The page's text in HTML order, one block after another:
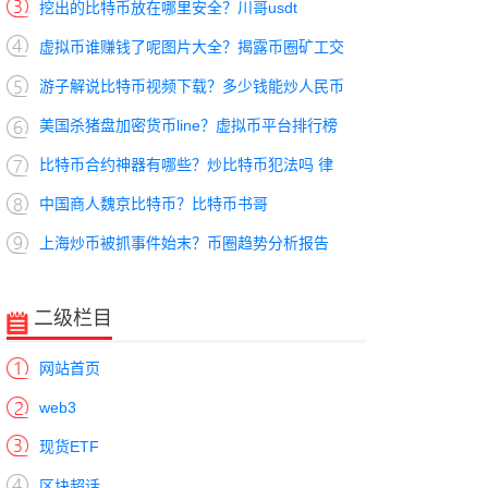
挖出的比特币放在哪里安全？川哥usdt
虚拟币谁赚钱了呢图片大全？揭露币圈矿工交
游子解说比特币视频下载？多少钱能炒人民币
美国杀猪盘加密货币line？虚拟币平台排行榜
比特币合约神器有哪些？炒比特币犯法吗 律
中国商人魏京比特币？比特币书哥
上海炒币被抓事件始末？币圈趋势分析报告
二级栏目
网站首页
web3
现货ETF